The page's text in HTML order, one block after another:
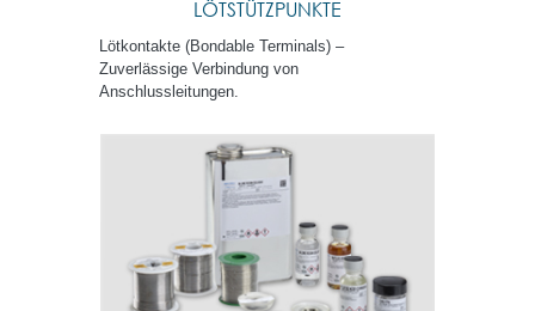
LÖTSTÜTZPUNKTE
Lötkontakte (Bondable Terminals) –
Zuverlässige Verbindung von
Anschlussleitungen.